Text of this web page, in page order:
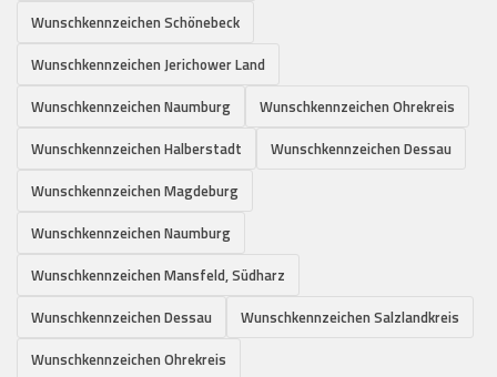
Wunschkennzeichen Schönebeck
Wunschkennzeichen Jerichower Land
Wunschkennzeichen Naumburg
Wunschkennzeichen Ohrekreis
Wunschkennzeichen Halberstadt
Wunschkennzeichen Dessau
Wunschkennzeichen Magdeburg
Wunschkennzeichen Naumburg
Wunschkennzeichen Mansfeld, Südharz
Wunschkennzeichen Dessau
Wunschkennzeichen Salzlandkreis
Wunschkennzeichen Ohrekreis